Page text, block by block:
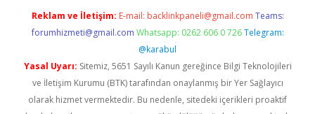
Reklam ve İletişim: E-mail: backlinkpaneli@gmail.com Teams:
forumhizmeti@gmail.com Whatsapp: 0262 606 0 726 Telegram:
@karabul
Yasal Uyarı: Sitemiz, 5651 Sayılı Kanun gereğince Bilgi Teknolojileri
ve İletişim Kurumu (BTK) tarafından onaylanmış bir Yer Sağlayıcı
olarak hizmet vermektedir. Bu nedenle, sitedeki içerikleri proaktif